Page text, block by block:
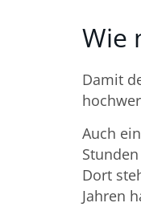
Wie
Damit
Auch
Dort
Jahren